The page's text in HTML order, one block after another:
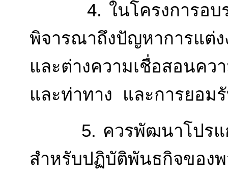
4. ในโครงการอบรม
พิจารณาถึงปัญหาการแต่
และต่างความเชื่อสอนคว
และท่าทาง และการยอม
5. ควรพัฒนาโปรแกร
สำหรับปฏิบัติพันธกิจของพ